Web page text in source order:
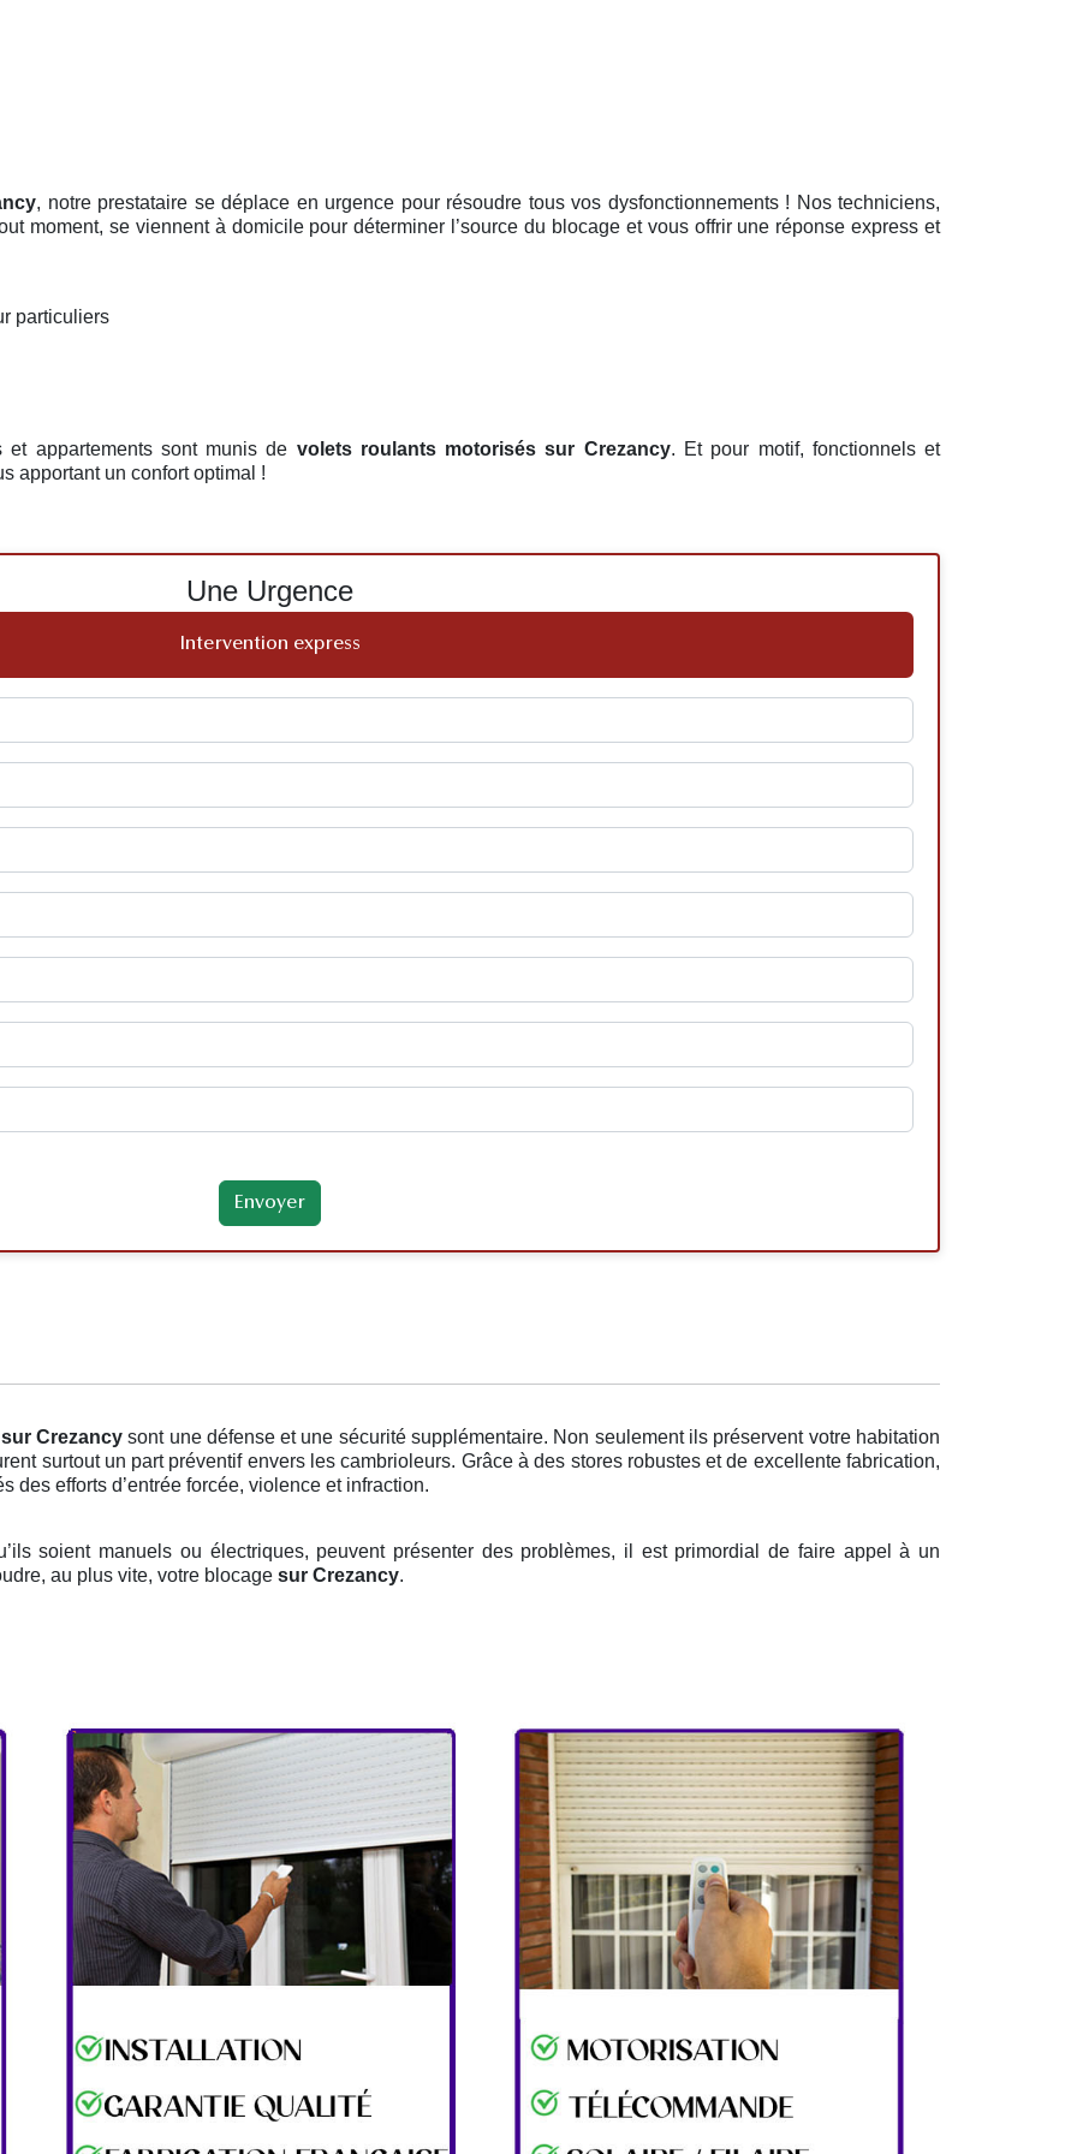
, notre prestataire se déplace en urgence pour résoudre tous vos dysfonctionnements ! Nos techniciens,
moment, se viennent à domicile pour déterminer l’source du blocage et vous offrir une réponse express et
particuliers
appartements sont munis de volets roulants motorisés sur Crezancy. Et pour motif, fonctionnels et
apportant un confort optimal !
Une Urgence
Intervention express
sur Crezancysont une défense et une sécurité supplémentaire. Non seulement ils préservent votre habitation
surtout un part préventif envers les cambrioleurs. Grâce à des stores robustes et de excellente fabrication,
des efforts d’entrée forcée, violence et infraction.
soient manuels ou électriques, peuvent présenter des problèmes, il est primordial de faire appel à un
au plus vite, votre blocage sur Crezancy.